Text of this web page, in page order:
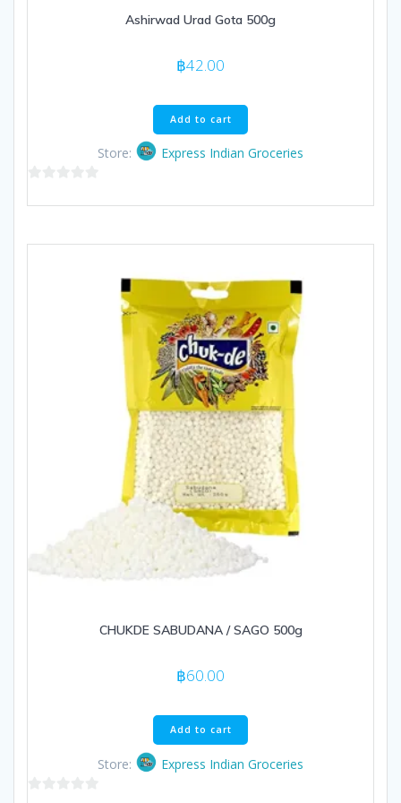
Ashirwad Urad Gota 500g
฿42.00
Add to cart
Store: Express Indian Groceries
CHUKDE SABUDANA / SAGO 500g
฿60.00
Add to cart
Store: Express Indian Groceries